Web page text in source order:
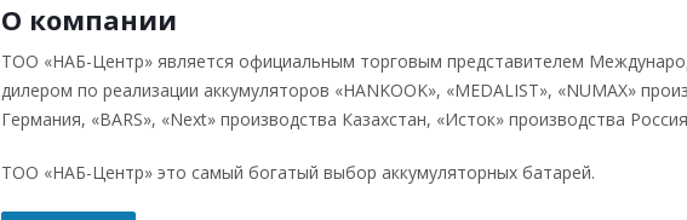
О компании
ТОО «НАБ-Центр» является официальным торговым представителем
дилером по реализации аккумуляторов «HANKOOK», «MEDALIST», «NUMAX»
Германия, «BARS», «Next» производства Казахстан, «Исток» производства
ТОО «НАБ-Центр» это самый богатый выбор аккумуляторных батарей.